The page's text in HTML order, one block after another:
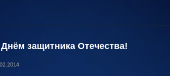
защитника Отечества!